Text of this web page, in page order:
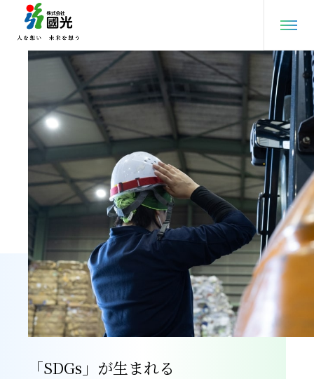
「SDGs」が生まれる